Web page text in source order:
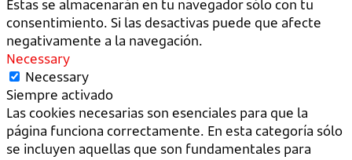
Estas se almacenarán en tu navegador sólo con tu
consentimiento. Si las desactivas puede que afecte
negativamente a la navegación.
Necessary
Necessary
Siempre activado
Las cookies necesarias son esenciales para que la
página funciona correctamente. En esta categoría sólo
se incluyen aquellas que son fundamentales para